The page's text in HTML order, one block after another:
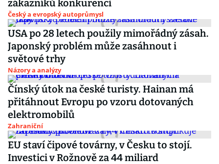
zákazníků konkurenci
Český a evropský autoprůmysl
USA po 28 letech použily mimořádný zásah.
Japonský problém může zasáhnout i
světové trhy
Názory a analýzy
Čínský útok na české turisty. Hainan má
přitáhnout Evropu po vzoru dotovaných
elektromobilů
Zahraniční
EU staví čipové továrny, v Česku to stojí.
Investici v Rožnově za 44 miliard